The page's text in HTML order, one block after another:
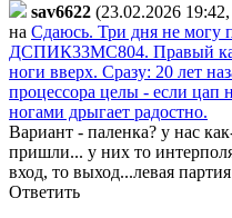
sav6622 (23.02.2026
на Сдаюсь. Три дня не могу
ДСПИК33МС804. Правый
ноги вверх. Сразу: 20 лет
процессора целы - если цап
ногами дрыгает радостно.
Вариант - паленка? у нас
пришли... у них то
вход, то выход...левая
Ответить